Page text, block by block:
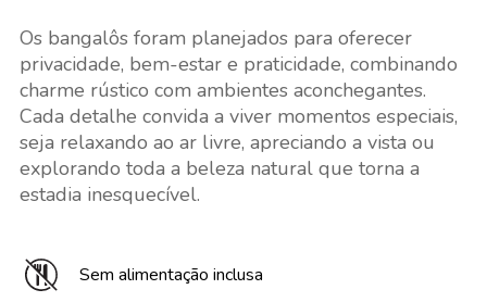
Os bangalôs foram planejados para oferecer
privacidade, bem-estar e praticidade, combinando
charme rústico com ambientes aconchegantes.
Cada detalhe convida a viver momentos especiais,
seja relaxando ao ar livre, apreciando a vista ou
explorando toda a beleza natural que torna a
estadia inesquecível.
Sem alimentação inclusa